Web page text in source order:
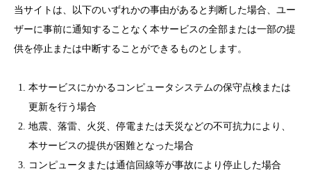
当サイトは、以下のいずれかの事由があると判断した場合、ユー
ザーに事前に通知することなく本サービスの全部または一部の提
供を停止または中断することができるものとします。
本サービスにかかるコンピュータシステムの保守点検または
更新を行う場合
地震、落雷、火災、停電または天災などの不可抗力により、
本サービスの提供が困難となった場合
コンピュータまたは通信回線等が事故により停止した場合